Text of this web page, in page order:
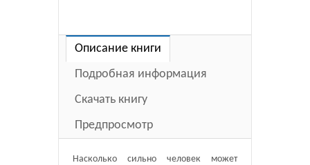
Описание книги
Подробная информация
Скачать книгу
Предпросмотр
Насколько сильно человек может